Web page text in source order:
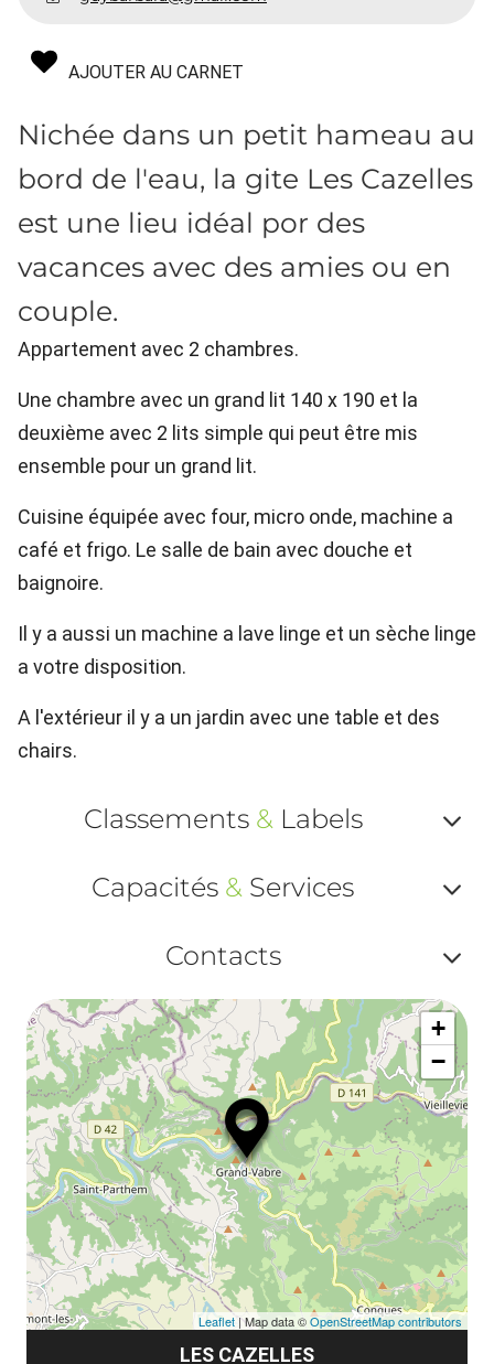
AJOUTER AU CARNET
Nichée dans un petit hameau au
bord de l'eau, la gite Les Cazelles
est une lieu idéal por des
vacances avec des amies ou en
couple.
Appartement avec 2 chambres.
Une chambre avec un grand lit 140 x 190 et la
deuxième avec 2 lits simple qui peut être mis
ensemble pour un grand lit.
Cuisine équipée avec four, micro onde, machine a
café et frigo. Le salle de bain avec douche et
baignoire.
Il y a aussi un machine a lave linge et un sèche linge
a votre disposition.
A l'extérieur il y a un jardin avec une table et des
chairs.
Classements &Labels
ou
Capacités & Services
ou
Contacts
ou
LES CAZELLES
+
−
Leaflet | Map data ©OpenStreetMap contributors